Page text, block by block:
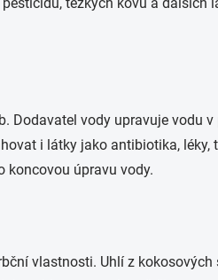
Dodavatel vody upravuje vodu v
i látky jako antibiotika, léky,
koncovou úpravu vody.
vlastnosti. Uhlí z kokosových